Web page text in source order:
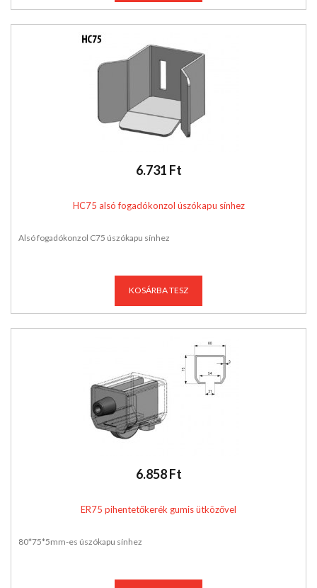
6.731 Ft
HC75 alsó fogadókonzol úszókapu sínhez
Alsó fogadókonzol C75 úszókapu sínhez
KOSÁRBA TESZ
6.858 Ft
ER75 pihentetőkerék gumis ütközővel
80*75*5mm-es úszókapu sínhez